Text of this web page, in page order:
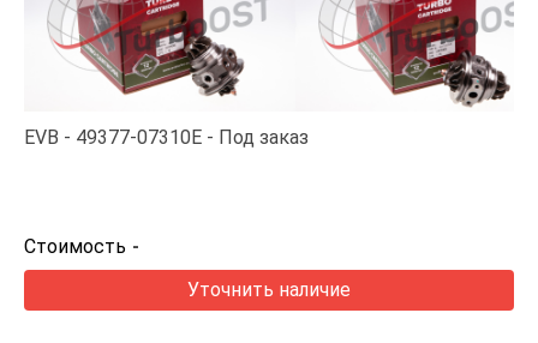
EVB 49377-07310E Под заказ
Стоимость -
Уточнить наличие